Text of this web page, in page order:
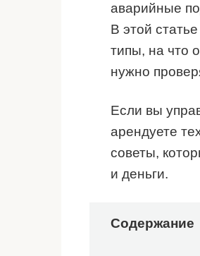
аварийные
В этой
типы, на что
нужно
Если вы
арендуете
советы,
и деньги.
Содержание